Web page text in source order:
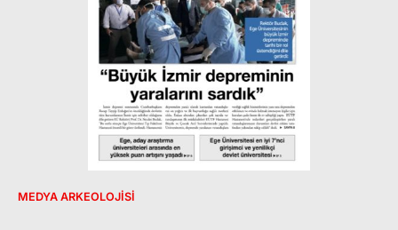
MEDYA ARKEOLOJISI